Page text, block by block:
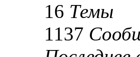
16 Темы
1137